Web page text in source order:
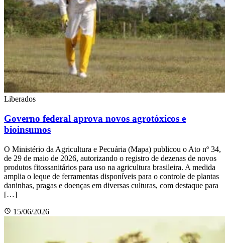
Liberados
Governo federal aprova novos agrotóxicos e
bioinsumos
O Ministério da Agricultura e Pecuária (Mapa) publicou o Ato nº 34,
de 29 de maio de 2026, autorizando o registro de dezenas de novos
produtos fitossanitários para uso na agricultura brasileira. A medida
amplia o leque de ferramentas disponíveis para o controle de plantas
daninhas, pragas e doenças em diversas culturas, com destaque para
[…]
15/06/2026